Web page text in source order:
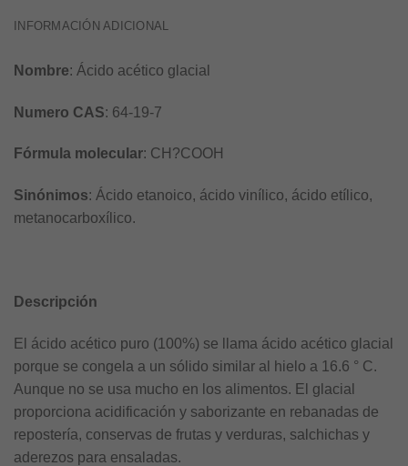
INFORMACIÓN ADICIONAL
Nombre: Ácido acético glacial
Numero CAS: 64-19-7
Fórmula molecular: CH?COOH
Sinónimos: Ácido etanoico, ácido vinílico, ácido etílico,
metanocarboxílico.
Descripción
El ácido acético puro (100%) se llama ácido acético glacial
porque se congela a un sólido similar al hielo a 16.6 ° C.
Aunque no se usa mucho en los alimentos. El glacial
proporciona acidificación y saborizante en rebanadas de
repostería, conservas de frutas y verduras, salchichas y
aderezos para ensaladas.